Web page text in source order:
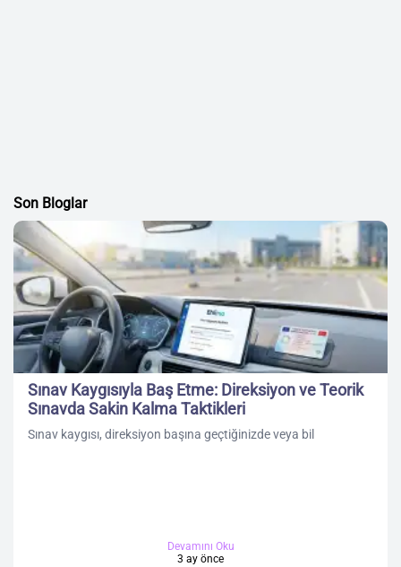
Son Bloglar
Sınav Kaygısıyla Baş Etme: Direksiyon ve Teorik
Sınavda Sakin Kalma Taktikleri
Sınav kaygısı, direksiyon başına geçtiğinizde veya bil
Devamını Oku
3 ay önce